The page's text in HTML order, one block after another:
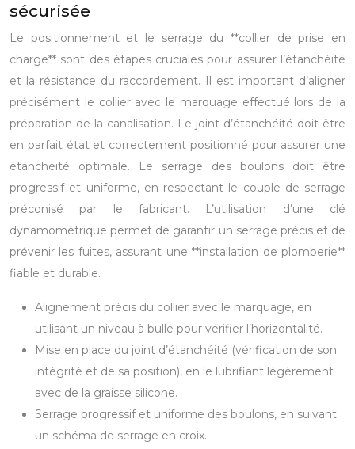
sécurisée
Le positionnement et le serrage du **collier de prise en
charge** sont des étapes cruciales pour assurer l’étanchéité
et la résistance du raccordement. Il est important d’aligner
précisément le collier avec le marquage effectué lors de la
préparation de la canalisation. Le joint d’étanchéité doit être
en parfait état et correctement positionné pour assurer une
étanchéité optimale. Le serrage des boulons doit être
progressif et uniforme, en respectant le couple de serrage
préconisé par le fabricant. L’utilisation d’une clé
dynamométrique permet de garantir un serrage précis et de
prévenir les fuites, assurant une **installation de plomberie**
fiable et durable.
Alignement précis du collier avec le marquage, en
utilisant un niveau à bulle pour vérifier l’horizontalité.
Mise en place du joint d’étanchéité (vérification de son
intégrité et de sa position), en le lubrifiant légèrement
avec de la graisse silicone.
Serrage progressif et uniforme des boulons, en suivant
un schéma de serrage en croix.